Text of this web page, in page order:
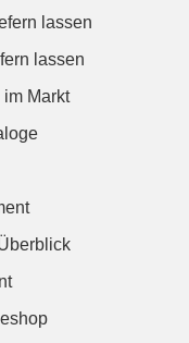
lassen
lassen
Markt